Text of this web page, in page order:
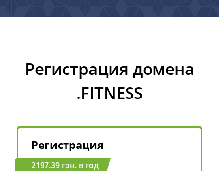
Регистрация домена
.FITNESS
Регистрация
2197.39 грн. в год